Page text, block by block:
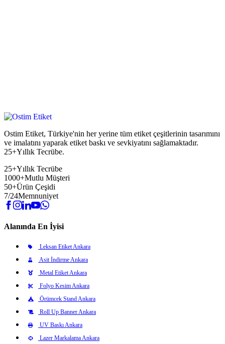
Ostim Etiket, Türkiye'nin her yerine tüm etiket çeşitlerinin tasarımını
ve imalatını yaparak etiket baskı ve sevkiyatını sağlamaktadır.
25+Yıllık Tecrübe.
25+Yıllık Tecrübe
1000+Mutlu Müşteri
50+Ürün Çeşidi
7/24Memnuniyet
Alanında En İyisi
Leksan Etiket Ankara
Asit İndirme Ankara
Metal Etiket Ankara
Folyo Kesim Ankara
Örümcek Stand Ankara
Roll Up Banner Ankara
UV Baskı Ankara
Lazer Markalama Ankara